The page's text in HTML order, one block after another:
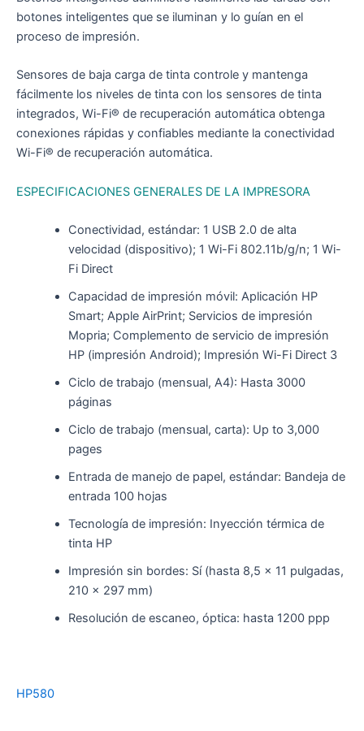
botones inteligentes que se iluminan y lo guían en el
proceso de impresión.
Sensores de baja carga de tinta controle y mantenga
fácilmente los niveles de tinta con los sensores de tinta
integrados, Wi-Fi® de recuperación automática obtenga
conexiones rápidas y confiables mediante la conectividad
Wi-Fi® de recuperación automática.
ESPECIFICACIONES GENERALES DE LA IMPRESORA
Conectividad, estándar: 1 USB 2.0 de alta
velocidad (dispositivo); 1 Wi-Fi 802.11b/g/n; 1 Wi-
Fi Direct
Capacidad de impresión móvil: Aplicación HP
Smart; Apple AirPrint; Servicios de impresión
Mopria; Complemento de servicio de impresión
HP (impresión Android); Impresión Wi-Fi Direct 3
Ciclo de trabajo (mensual, A4): Hasta 3000
páginas
Ciclo de trabajo (mensual, carta): Up to 3,000
pages
Entrada de manejo de papel, estándar: Bandeja de
entrada 100 hojas
Tecnología de impresión: Inyección térmica de
tinta HP
Impresión sin bordes: Sí (hasta 8,5 x 11 pulgadas,
210 x 297 mm)
Resolución de escaneo, óptica: hasta 1200 ppp
HP580